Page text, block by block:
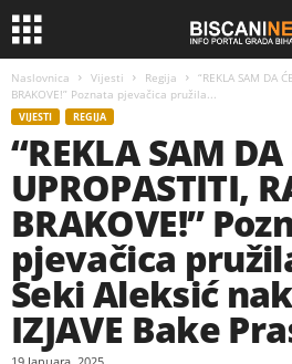
Naslovnica Vijesti Regija
“REKLA SAM DA
BRAKOVE!” Poznata pjevačica pružila...
VIJESTI REGIJA
“REKLA SAM DA
UPROPASTITI,
BRAKOVE!”
pjevačica
Seki Aleksić
IZJAVE Bake